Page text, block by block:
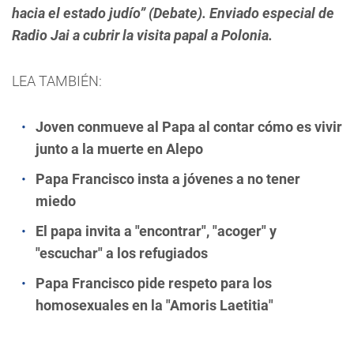
hacia el estado judío” (Debate). Enviado especial de
Radio Jai a cubrir la visita papal a Polonia.
LEA TAMBIÉN:
Joven conmueve al Papa al contar cómo es vivir
junto a la muerte en Alepo
Papa Francisco insta a jóvenes a no tener
miedo
El papa invita a "encontrar", "acoger" y
"escuchar" a los refugiados
Papa Francisco pide respeto para los
homosexuales en la "Amoris Laetitia"